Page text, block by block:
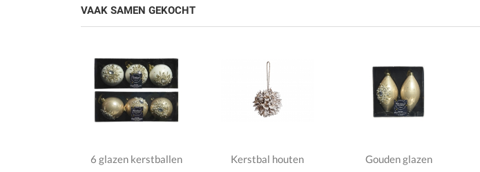
VAAK SAMEN GEKOCHT
6 glazen kerstballen Kerstbal houten Gouden glazen